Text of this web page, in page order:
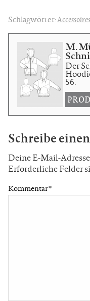
Schlagwörter:
M.
Der
56.
Schreibe
Deine E-Mail-
Erforderliche Felder
Kommentar*